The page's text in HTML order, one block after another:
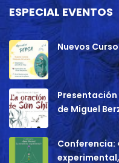
ESPECIAL EVENTOS
Nuevos
Presentación
de Miguel
Conferencia: